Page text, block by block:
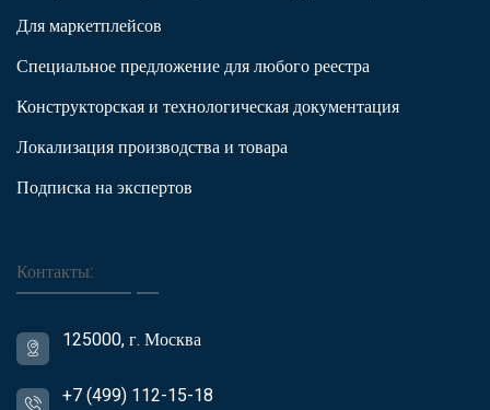
Для маркетплейсов
Специальное предложение для любого реестра
Конструкторская и технологическая документация
Локализация производства и товара
Подписка на экспертов
Контакты:
125000, г. Москва
+7 (499) 112-15-18